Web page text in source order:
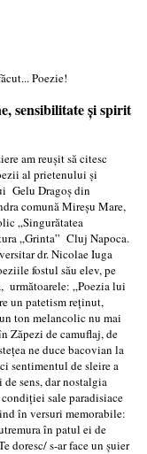
Poezie!
sensibilitate și spirit
am reușit să citesc
al prietenului și
Gelu Dragoș din
comună Mireșu Mare,
„Singurătatea
„Grinta” Cluj Napoca.
dr. Nicolae Iuga
fostul său elev, pe
următoarele: „Poezia lui
un patetism reținut,
ton melancolic nu mai
Zăpezi de camuflaj, de
ne duce bacovian la
sentimentul de sleire a
sens, dar nostalgia
sale paradisiace
în versuri memorabile:
în patul ei de
doresc/ s-ar face un șuier